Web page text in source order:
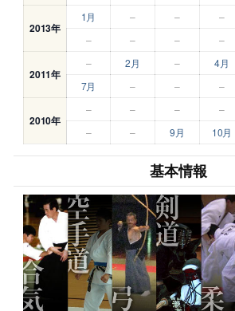
2013年
1月 – – –
–
– – –
2011年
– 2月 – 4月
7月
– – –
2010年
– – – –
–
– 9月 10月
基本情報